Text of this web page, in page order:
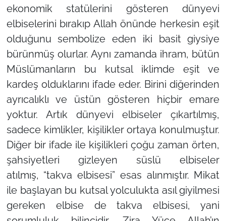
ekonomik statülerini gösteren dünyevi
elbiselerini bırakıp Allah önünde herkesin eşit
olduğunu sembolize eden iki basit giysiye
bürünmüş olurlar. Aynı zamanda ihram, bütün
Müslümanların bu kutsal iklimde eşit ve
kardeş olduklarını ifade eder. Birini diğerinden
ayrıcalıklı ve üstün gösteren hiçbir emare
yoktur. Artık dünyevi elbiseler çıkartılmış,
sadece kimlikler, kişilikler ortaya konulmuştur.
Diğer bir ifade ile kişilikleri çoğu zaman örten,
şahsiyetleri gizleyen süslü elbiseler
atılmış, “takva elbisesi” esas alınmıştır. Mikat
ile başlayan bu kutsal yolculukta asıl giyilmesi
gereken elbise de takva elbisesi, yani